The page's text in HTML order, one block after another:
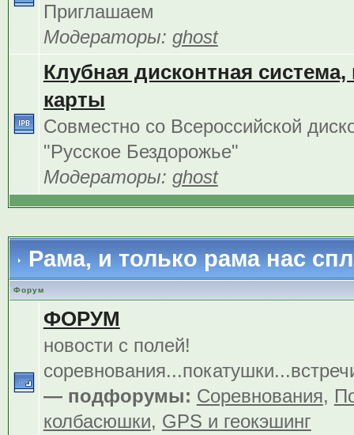
Приглашаем
Модераторы: ghost
Клубная дисконтная
карты
Совместно со Всероссийской
"Русское Бездорожье"
Модераторы: ghost
Рама, и только рама нас
Форум
ФОРУМ
новости с полей!
— подфорумы: Соревнования,
колбасюшки, GPS и геокэшинг